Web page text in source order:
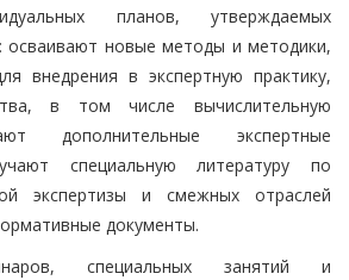
планов, утверждаемых
осваивают новые методы и методики,
внедрения в экспертную практику,
в том числе вычислительную
дополнительные экспертные
специальную литературу по
экспертизы и смежных отраслей
документы.
специальных занятий и